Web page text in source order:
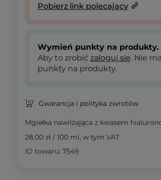
Pobierz link polecający
Wymień punkty na produkty.
Aby to zrobić zaloguj się. Nie
punkty na produkty.
Gwarancja i polityka zwrotów
Mgiełka nawilżająca z kwasem
28,00 zł / 100 ml, w tym VAT
ID towaru: 7549